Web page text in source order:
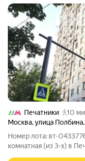
Печатники
10
Москва,улица Полбина,
Номер лота: вт-
комнатная (из 3-х) в